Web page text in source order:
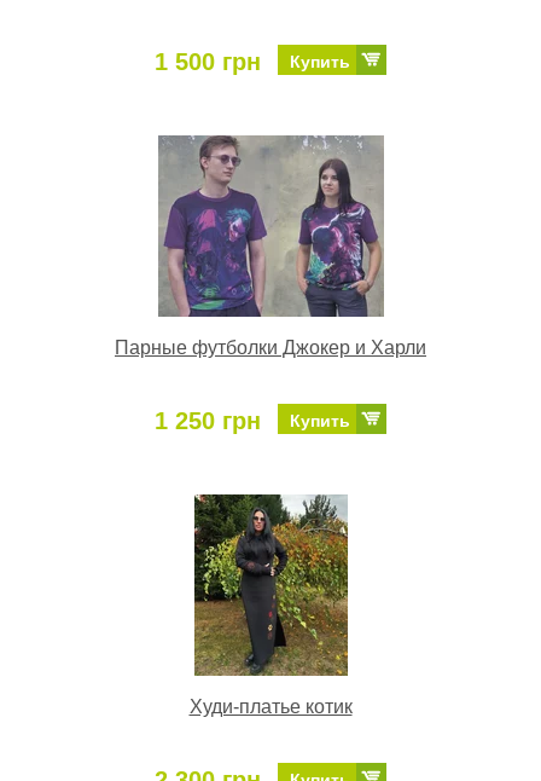
1 500 грн Купить
Парные футболки Джокер и Харли
1 250 грн Купить
Худи-платье котик